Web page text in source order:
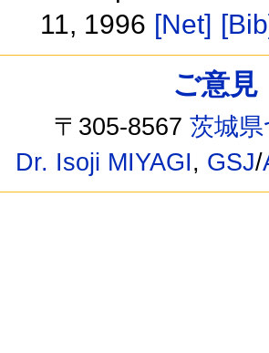
11, 1996 [Net]
ご意
〒305-8567茨城
Dr. Isoji MIYAGI, GSJ/